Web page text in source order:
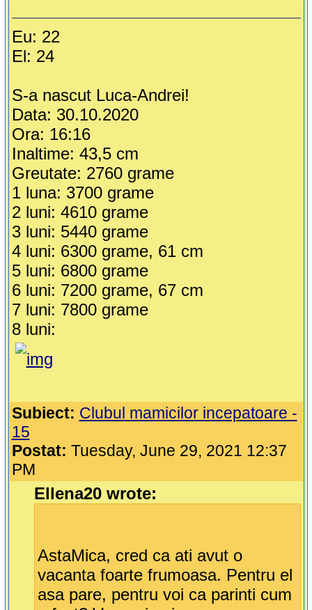
Eu: 22
El: 24
S-a nascut Luca-Andrei!
Data: 30.10.2020
Ora: 16:16
Inaltime: 43,5 cm
Greutate: 2760 grame
1 luna: 3700 grame
2 luni: 4610 grame
3 luni: 5440 grame
4 luni: 6300 grame, 61 cm
5 luni: 6800 grame
6 luni: 7200 grame, 67 cm
7 luni: 7800 grame
8 luni:
Subiect: Clubul mamicilor incepatoare -
15
Postat: Tuesday, June 29, 2021 12:37
PM
Ellena20 wrote:
AstaMica, cred ca ati avut o
vacanta foarte frumoasa. Pentru el
asa pare, pentru voi ca parinti cum